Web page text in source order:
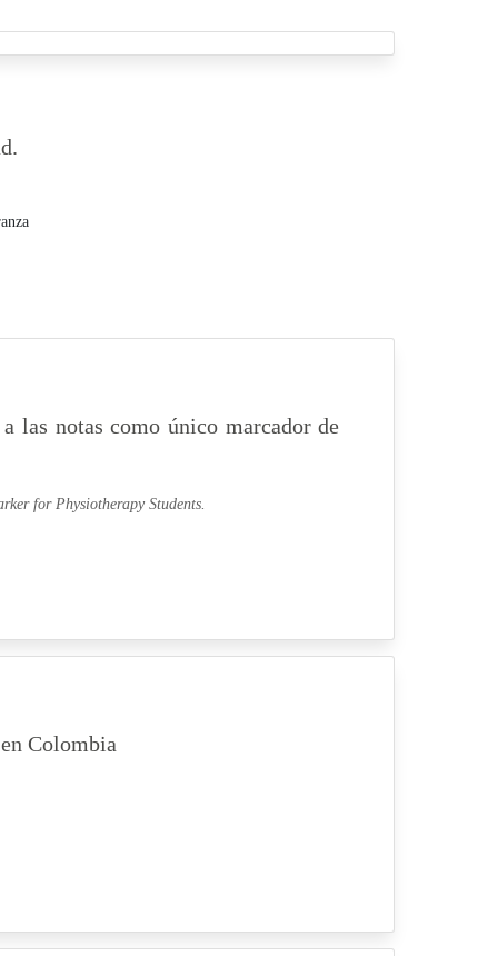
las notas como único marcador de
for Physiotherapy Students.
Colombia